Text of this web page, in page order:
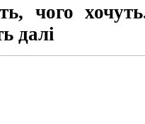
чого
далі